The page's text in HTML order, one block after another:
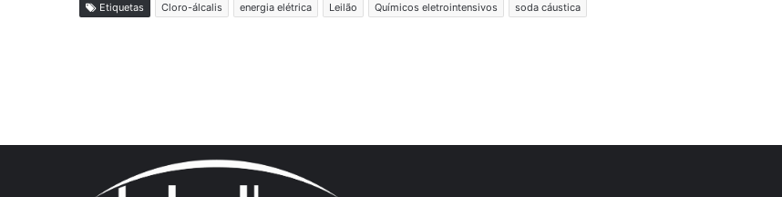
Etiquetas Cloro-álcalis energia elétrica Leilão Químicos eletrointensivos soda cáustica